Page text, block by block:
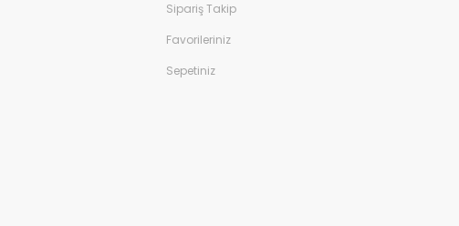
Sipariş Takip
Favorileriniz
Sepetiniz